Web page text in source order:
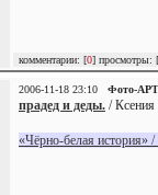
комментарии: [0] просмотры: [
2006-11-18 23:10 Фото-АРТ
прадед и деды. / Ксения
«Чёрно-белая история»